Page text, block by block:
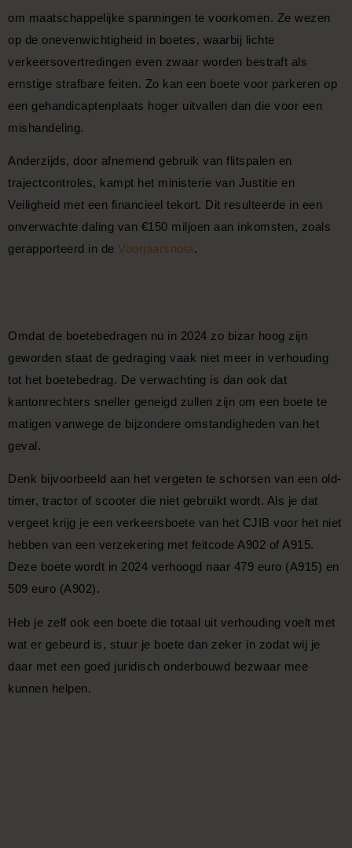
om maatschappelijke spanningen te voorkomen. Ze wezen
op de onevenwichtigheid in boetes, waarbij lichte
verkeersovertredingen even zwaar worden bestraft als
ernstige strafbare feiten. Zo kan een boete voor parkeren op
een gehandicaptenplaats hoger uitvallen dan die voor een
mishandeling.
Anderzijds, door afnemend gebruik van flitspalen en
trajectcontroles, kampt het ministerie van Justitie en
Veiligheid met een financieel tekort. Dit resulteerde in een
onverwachte daling van €150 miljoen aan inkomsten, zoals
gerapporteerd in de Voorjaarsnota.
Omdat de boetebedragen nu in 2024 zo bizar hoog zijn
geworden staat de gedraging vaak niet meer in verhouding
tot het boetebedrag. De verwachting is dan ook dat
kantonrechters sneller geneigd zullen zijn om een boete te
matigen vanwege de bijzondere omstandigheden van het
geval.
Denk bijvoorbeeld aan het vergeten te schorsen van een old-
timer, tractor of scooter die niet gebruikt wordt. Als je dat
vergeet krijg je een verkeersboete van het CJIB voor het niet
hebben van een verzekering met feitcode A902 of A915.
Deze boete wordt in 2024 verhoogd naar 479 euro (A915) en
509 euro (A902).
Heb je zelf ook een boete die totaal uit verhouding voelt met
wat er gebeurd is, stuur je boete dan zeker in zodat wij je
daar met een goed juridisch onderbouwd bezwaar mee
kunnen helpen.